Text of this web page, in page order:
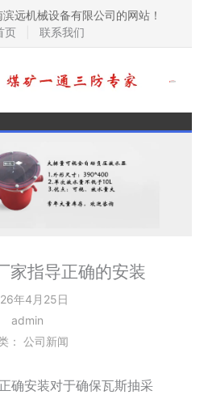
远机械设备有限公司的网站！
页
联系我们
家指导正确的安装
年4月25日
admin
： 公司新闻
安装对于确保瓦斯抽采